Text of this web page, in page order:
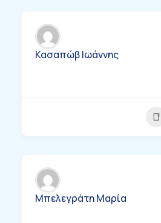
Κασαπώβ Ιωάννης
Μπελεγράτη Μαρία